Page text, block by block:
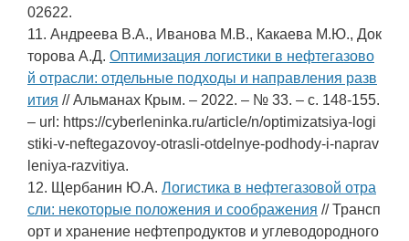
02622.
11. Андреева В.А., Иванова М.В., Какаева М.Ю., Док
торова А.Д. Оптимизация логистики в нефтегазово
й отрасли: отдельные подходы и направления разв
ития // Альманах Крым. – 2022. – № 33. – c. 148-155.
– url: https://cyberleninka.ru/article/n/optimizatsiya-logi
stiki-v-neftegazovoy-otrasli-otdelnye-podhody-i-naprav
leniya-razvitiya.
12. Щербанин Ю.А. Логистика в нефтегазовой отра
сли: некоторые положения и соображения // Трансп
орт и хранение нефтепродуктов и углеводородного